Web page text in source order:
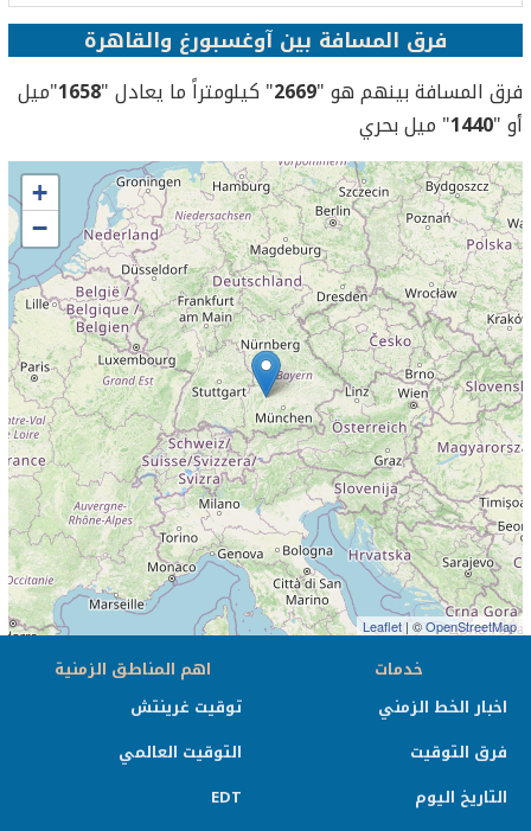
فرق المسافة بين آوغسبورغ والقاهرة
فرق المسافة بينهم هو "2669" كيلومتراً ما يعادل "1658"ميل
أو "1440" ميل بحري
+
−
Leaflet | ©OpenStreetMap
خدمات
اخبار الخط الزمني
فرق التوقيت
التاريخ اليوم
اهم المناطق الزمنية
توقيت غرينتش
التوقيت العالمي
EDT